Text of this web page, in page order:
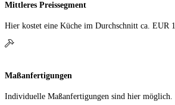
Mittleres Preissegment
Hier kostet eine Küche im Durch­schnitt ca. EUR
Maßanfertigungen
Individuelle Maß­anfer­tigungen sind hier möglich.